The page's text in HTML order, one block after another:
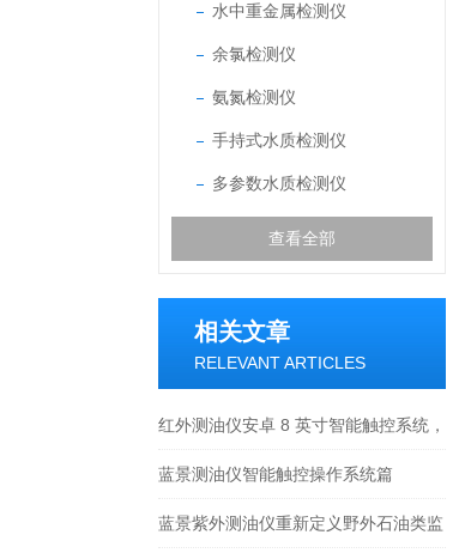
水中重金属检测仪
余氯检测仪
氨氮检测仪
手持式水质检测仪
多参数水质检测仪
查看全部
相关文章
RELEVANT ARTICLES
红外测油仪安卓 8 英寸智能触控系统，
多校准模式 + 谱图缩放细化
蓝景测油仪智能触控操作系统篇
蓝景紫外测油仪重新定义野外石油类监